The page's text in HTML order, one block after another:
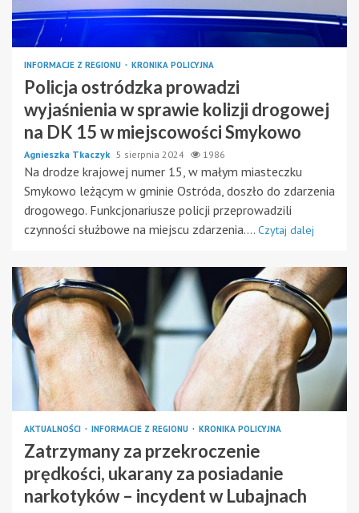
INFORMACJE Z REGIONU KRONIKA POLICYJNA
Policja ostródzka prowadzi
wyjaśnienia w sprawie kolizji drogowej
na DK 15 w miejscowości Smykowo
Agnieszka Tkaczyk 5 sierpnia 2024 1986
Na drodze krajowej numer 15, w małym miasteczku
Smykowo leżącym w gminie Ostróda, doszło do zdarzenia
drogowego. Funkcjonariusze policji przeprowadzili
czynności służbowe na miejscu zdarzenia.... Czytaj dalej
AKTUALNOŚCI INFORMACJE Z REGIONU KRONIKA POLICYJNA
Zatrzymany za przekroczenie
prędkości, ukarany za posiadanie
narkotyków – incydent w Lubajnach